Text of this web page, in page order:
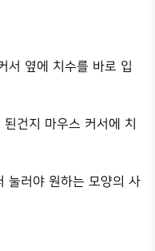
서 옆에 치수를 바로 입
건지 마우스 커서에 치
눌러야 원하는 모양의 사